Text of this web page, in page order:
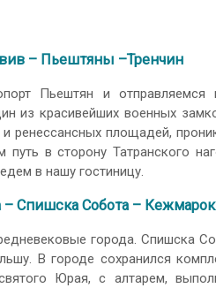
– Пьештяны –Тренчин
Пьештян и отправляемся
из красивейших военных
ренессансных площадей,
в сторону Татранского
в нашу гостиницу.
– Спишска Собота – Кежмарок
города. Спишска
В городе сохранился
Юрая, с алтарем,